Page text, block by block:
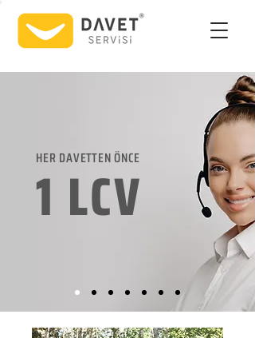
HER DAVETTEN ÖNCE
1 LCV